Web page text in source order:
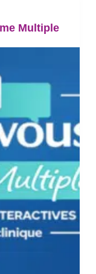
Multiple